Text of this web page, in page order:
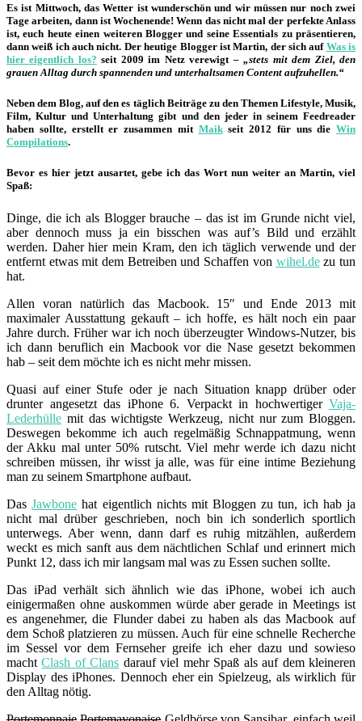
Es ist Mittwoch, das Wetter ist wunderschön und wir müssen nur noch zwei
Tage arbeiten, dann ist Wochenende! Wenn das nicht mal der perfekte Anlass
ist, euch heute einen weiteren Blogger und seine Essentials zu präsentieren,
dann weiß ich auch nicht. Der heutige Blogger ist Martin, der sich auf Was is
hier eigentlich los? seit 2009 im Netz verewigt– „stets mit dem Ziel, den
grauen Alltag durch spannenden und unterhaltsamen Content aufzuhellen.“
Neben dem Blog, auf den es täglich Beiträge zu den Themen Lifestyle, Musik,
Film, Kultur und Unterhaltung gibt und den jeder in seinem Feedreader
haben sollte, erstellt er zusammen mit Maikseit 2012 für uns die Win
Compilations.
Bevor es hier jetzt ausartet, gebe ich das Wort nun weiter an Martin, viel
Spaß:
Dinge, die ich als Blogger brauche – das ist im Grunde nicht viel,
aber dennoch muss ja ein bisschen was auf’s Bild und erzählt
werden. Daher hier mein Kram, den ich täglich verwende und der
entfernt etwas mit dem Betreiben und Schaffen von wihel.dezu tun
hat.
Allen voran natürlich das Macbook. 15″ und Ende 2013 mit
maximaler Ausstattung gekauft – ich hoffe, es hält noch ein paar
Jahre durch. Früher war ich noch überzeugter Windows-Nutzer, bis
ich dann beruflich ein Macbook vor die Nase gesetzt bekommen
hab – seit dem möchte ich es nicht mehr missen.
Quasi auf einer Stufe oder je nach Situation knapp drüber oder
drunter angesetzt das iPhone 6. Verpackt in hochwertiger Vaja-
Lederhülle mit das wichtigste Werkzeug, nicht nur zum Bloggen.
Deswegen bekomme ich auch regelmäßig Schnappatmung, wenn
der Akku mal unter 50% rutscht. Viel mehr werde ich dazu nicht
schreiben müssen, ihr wisst ja alle, was für eine intime Beziehung
man zu seinem Smartphone aufbaut.
DasJawbone hat eigentlich nichts mit Bloggen zu tun, ich hab ja
nicht mal drüber geschrieben, noch bin ich sonderlich sportlich
unterwegs. Aber wenn, dann darf es ruhig mitzählen, außerdem
weckt es mich sanft aus dem nächtlichen Schlaf und erinnert mich
Punkt 12, dass ich mir langsam mal was zu Essen suchen sollte.
Das iPad verhält sich ähnlich wie das iPhone, wobei ich auch
einigermaßen ohne auskommen würde aber gerade in Meetings ist
es angenehmer, die Flunder dabei zu haben als das Macbook auf
dem Schoß platzieren zu müssen. Auch für eine schnelle Recherche
im Sessel vor dem Fernseher greife ich eher dazu und sowieso
machtClash of Clans darauf viel mehr Spaß als auf dem kleineren
Display des iPhones. Dennoch eher ein Spielzeug, als wirklich für
den Alltag nötig.